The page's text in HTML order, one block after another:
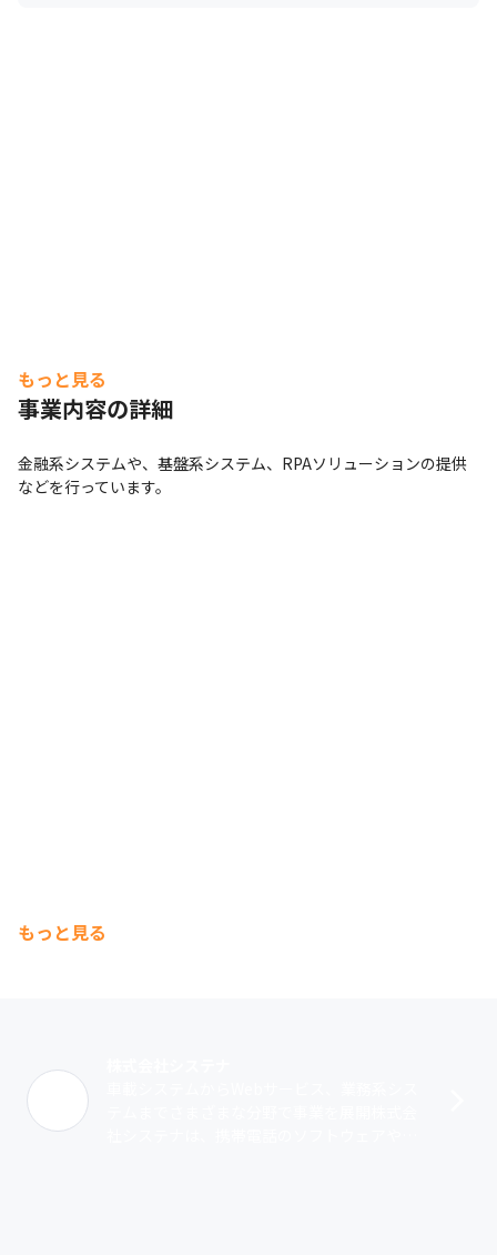
もっと見る
事業内容の詳細
金融系システムや、基盤系システム、RPAソリューションの提供
などを行っています。
もっと見る